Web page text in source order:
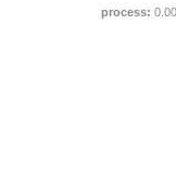
process: